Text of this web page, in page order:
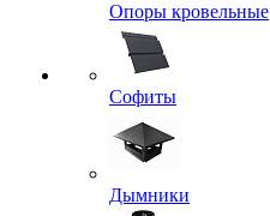
Опоры кровельные
Софиты
Дымники